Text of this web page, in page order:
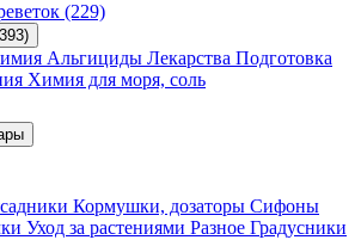
(229)
Альгициды Лекарства Подготовка
Химия для моря, соль
Кормушки, дозаторы Сифоны
Уход за растениями Разное Градусники